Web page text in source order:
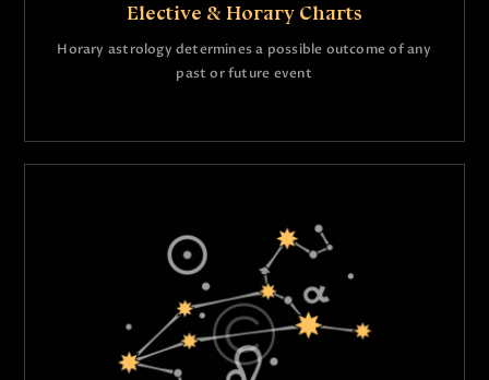
Elective & Horary Charts
Horary astrology determines a possible outcome of any
past or future event